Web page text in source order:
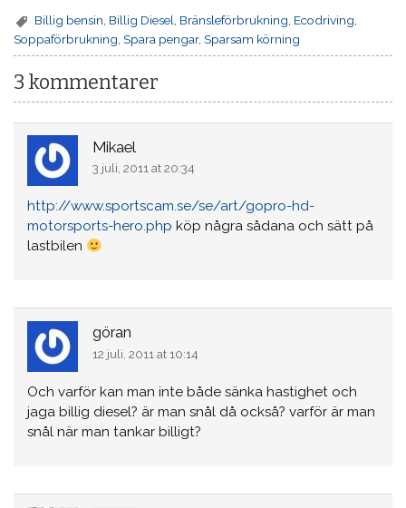
Billig bensin Billig Diesel Bränsleförbrukning Ecodriving
Soppaförbrukning,Spara pengar,Sparsam körning
3 kommentarer
Mikael
3 juli, 2011 at 20:34
http://www.sportscam.se/se/art/gopro-hd-
motorsports-hero.php köp några sådana och sätt på
lastbilen
göran
12 juli, 2011 at 10:14
Och varför kan man inte både sänka hastighet och
jaga billig diesel? är man snål då också? varför är man
snål när man tankar billigt?